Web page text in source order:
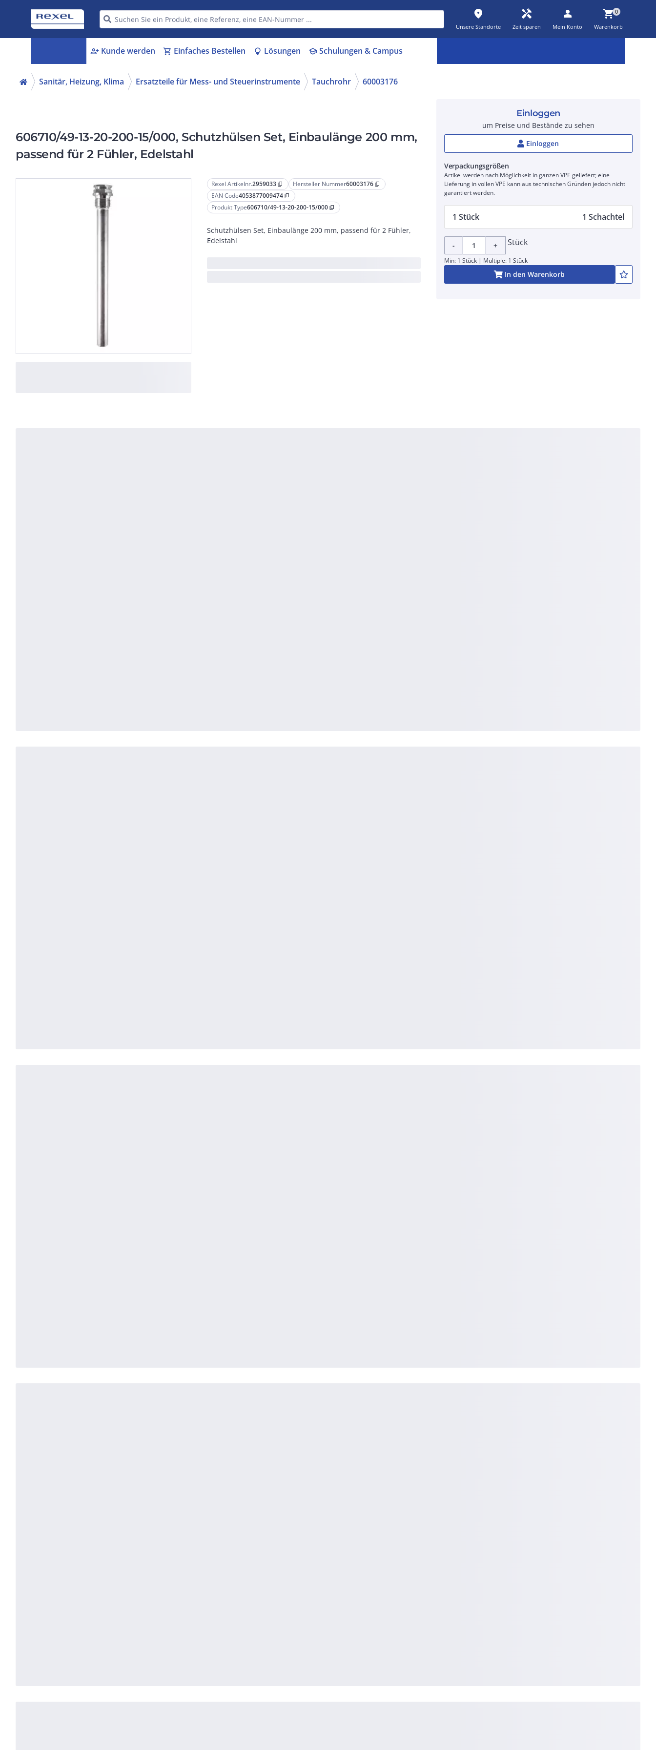
place
Unsere Standorte
handyman
Zeit sparen
person
Mein Konto
shopping_cart0
Warenkorb
person_add Kunde werden shopping_cart Einfaches Bestellen lightbulb Lösungen schoolSchulungen & Campus
Sanitär, Heizung, Klima Ersatzteile für Mess- und Steuerinstrumente Tauchrohr 60003176
606710/49-13-20-200-15/000, Schutzhülsen Set, Einbaulänge 200 mm,
passend für 2 Fühler, Edelstahl
Rexel Artikelnr.2959033 content_copy Hersteller Nummer60003176 content_copy
EAN Code4053877009474 content_copy
Produkt Type606710/49-13-20-200-15/000 content_copy
Schutzhülsen Set, Einbaulänge 200 mm, passend für 2 Fühler,
Edelstahl
Einloggen
um Preise und Bestände zu sehen
Einloggen
Verpackungsgrößen
Artikel werden nach Möglichkeit in ganzen VPE geliefert; eine
Lieferung in vollen VPE kann aus technischen Gründen jedoch nicht
garantiert werden.
1 Stück 1 Schachtel
- + Stück
Min: 1 Stück | Multiple: 1 Stück
In den Warenkorb